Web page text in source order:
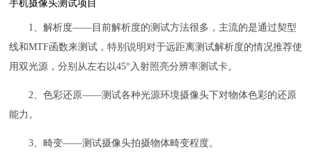
手机摄像头测试项目
1、解析度——目前解析度的测试方法很多，主流的是通过契型
线和MTF函数来测试，特别说明对于远距离测试解析度的情况推荐使
用双光源，分别从左右以45°入射照亮分辨率测试卡。
2、色彩还原——测试各种光源环境摄像头下对物体色彩的还原
能力。
3、畸变——测试摄像头拍摄物体畸变程度。